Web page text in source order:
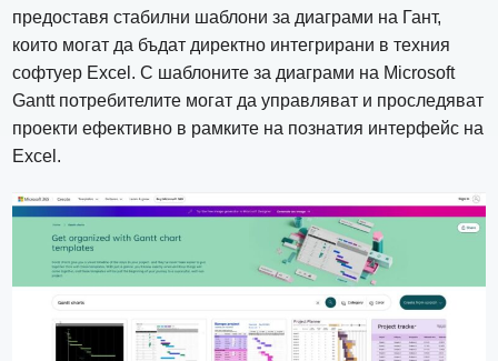
предоставя стабилни шаблони за диаграми на Гант,
които могат да бъдат директно интегрирани в техния
софтуер Excel. С шаблоните за диаграми на Microsoft
Gantt потребителите могат да управляват и проследяват
проекти ефективно в рамките на познатия интерфейс на
Excel.